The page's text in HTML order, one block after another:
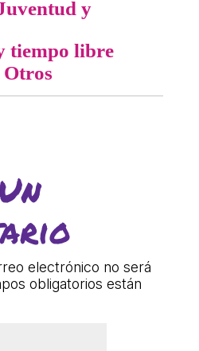
y
tiempo libre
Otros
electrónico no será
obligatorios están